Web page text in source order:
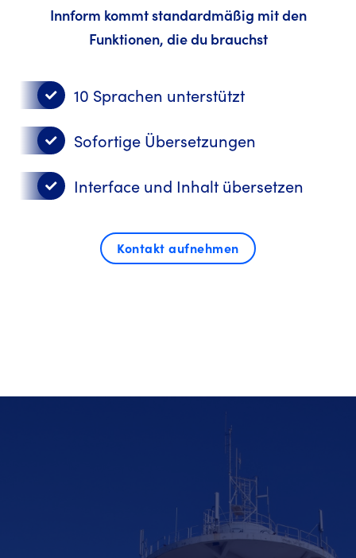
Innform kommt standardmäßig mit den
Funktionen, die du brauchst
10 Sprachen unterstützt
Sofortige Übersetzungen
Interface und Inhalt übersetzen
Kontakt aufnehmen